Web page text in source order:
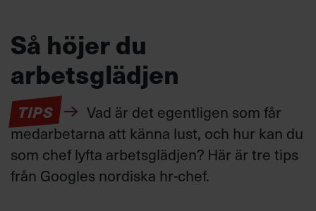
Så höjer du
arbetsglädjen
TIPS
Vad är det egentligen som får
medarbetarna att känna lust, och hur kan du
som chef lyfta arbetsglädjen? Här är tre tips
från Googles nordiska hr-chef.